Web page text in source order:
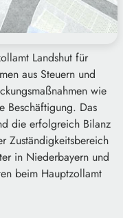
Landshut für
aus Steuern und
wie
Beschäftigung. Das
die erfolgreich Bilanz
Zuständigkeitsbereich
in Niederbayern und
beim Hauptzollamt